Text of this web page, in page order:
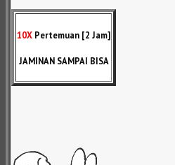
10X Pertemuan [2 Jam]
JAMINAN SAMPAI BISA